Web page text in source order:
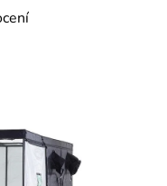
z 5 hvězdiček.